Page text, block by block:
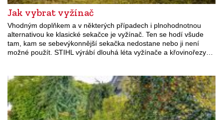
Jak vybrat vyžínač
Vhodným doplňkem a v některých případech i plnohodnotnou
alternativou ke klasické sekačce je vyžínač. Ten se hodí všude
tam, kam se sebevýkonnější sekačka nedostane nebo ji není
možné použít. STIHL výrábí dlouhá léta vyžínače a křovinořezy…